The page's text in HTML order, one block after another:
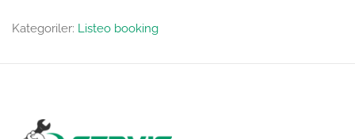
Kategoriler: Listeo booking